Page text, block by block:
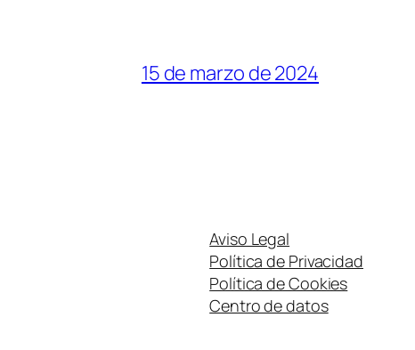
15 de marzo de 2024
Aviso Legal
Política de Privacidad
Política de Cookies
Centro de datos